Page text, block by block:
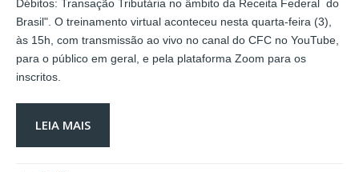
Débitos: Transação Tributária no âmbito da Receita Federal do
Brasil". O treinamento virtual aconteceu nesta quarta-feira (3),
às 15h, com transmissão ao vivo no canal do CFC no YouTube,
para o público em geral, e pela plataforma Zoom para os
inscritos.
LEIA MAIS